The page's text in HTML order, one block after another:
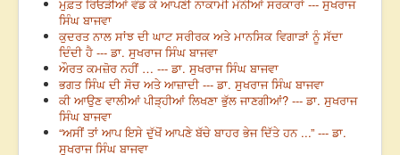
ਮੁਫ਼ਤ ਰਿਓੜੀਆਂ ਵੰਡ ਕੇ ਆਪਣੀ ਨਾਕਾਮੀ ਮੰਨੀਆਂ ਸਰਕਾਰਾਂ --- ਸੁਖਰਾਜ
ਸਿੰਘ ਬਾਜਵਾ
ਕੁਦਰਤ ਨਾਲ ਸਾਂਝ ਦੀ ਘਾਟ ਸਰੀਰਕ ਅਤੇ ਮਾਨਸਿਕ ਵਿਗਾੜਾਂ ਨੂੰ ਸੱਦਾ
ਦਿੰਦੀ ਹੈ --- ਡਾ. ਸੁਖਰਾਜ ਸਿੰਘ ਬਾਜਵਾ
ਔਰਤ ਕਮਜ਼ੋਰ ਨਹੀਂ … --- ਡਾ. ਸੁਖਰਾਜ ਸਿੰਘ ਬਾਜਵਾ
ਭਗਤ ਸਿੰਘ ਦੀ ਸੋਚ ਅਤੇ ਆਜ਼ਾਦੀ --- ਡਾ. ਸੁਖਰਾਜ ਸਿੰਘ ਬਾਜਵਾ
ਕੀ ਆਉਣ ਵਾਲੀਆਂ ਪੀੜ੍ਹੀਆਂ ਲਿਖਣਾ ਭੁੱਲ ਜਾਣਗੀਆਂ? --- ਡਾ. ਸੁਖਰਾਜ
ਸਿੰਘ ਬਾਜਵਾ
“ਅਸੀਂ ਤਾਂ ਆਪ ਇਸੇ ਦੁੱਖੋਂ ਆਪਣੇ ਬੱਚੇ ਬਾਹਰ ਭੇਜ ਦਿੱਤੇ ਹਨ ...” --- ਡਾ.
ਸੁਖਰਾਜ ਸਿੰਘ ਬਾਜਵਾ